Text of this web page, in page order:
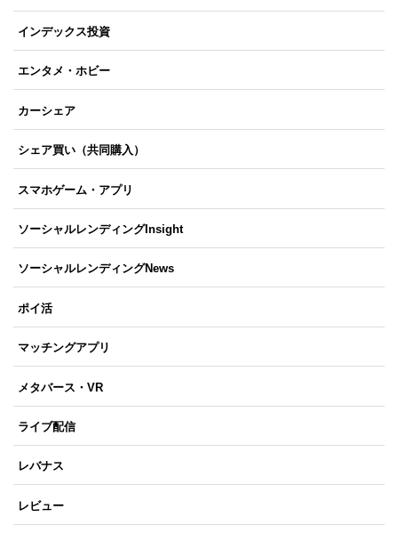
インデックス投資
エンタメ・ホビー
カーシェア
シェア買い（共同購入）
スマホゲーム・アプリ
ソーシャルレンディングInsight
ソーシャルレンディングNews
ポイ活
マッチングアプリ
メタバース・VR
ライブ配信
レバナス
レビュー